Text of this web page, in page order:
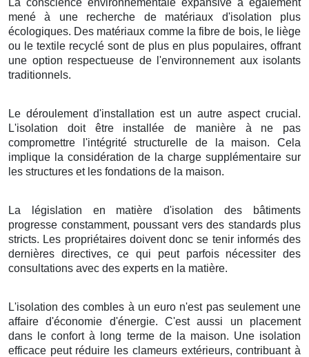
mené à une recherche de matériaux d'isolation plus
écologiques. Des matériaux comme la fibre de bois, le liège
ou le textile recyclé sont de plus en plus populaires, offrant
une option respectueuse de l'environnement aux isolants
traditionnels.
Le déroulement d'installation est un autre aspect crucial.
L'isolation doit être installée de manière à ne pas
compromettre l'intégrité structurelle de la maison. Cela
implique la considération de la charge supplémentaire sur
les structures et les fondations de la maison.
La législation en matière d'isolation des bâtiments
progresse constamment, poussant vers des standards plus
stricts. Les propriétaires doivent donc se tenir informés des
dernières directives, ce qui peut parfois nécessiter des
consultations avec des experts en la matière.
L'isolation des combles à un euro n'est pas seulement une
affaire d'économie d'énergie. C'est aussi un placement
dans le confort à long terme de la maison. Une isolation
efficace peut réduire les clameurs extérieurs, contribuant à